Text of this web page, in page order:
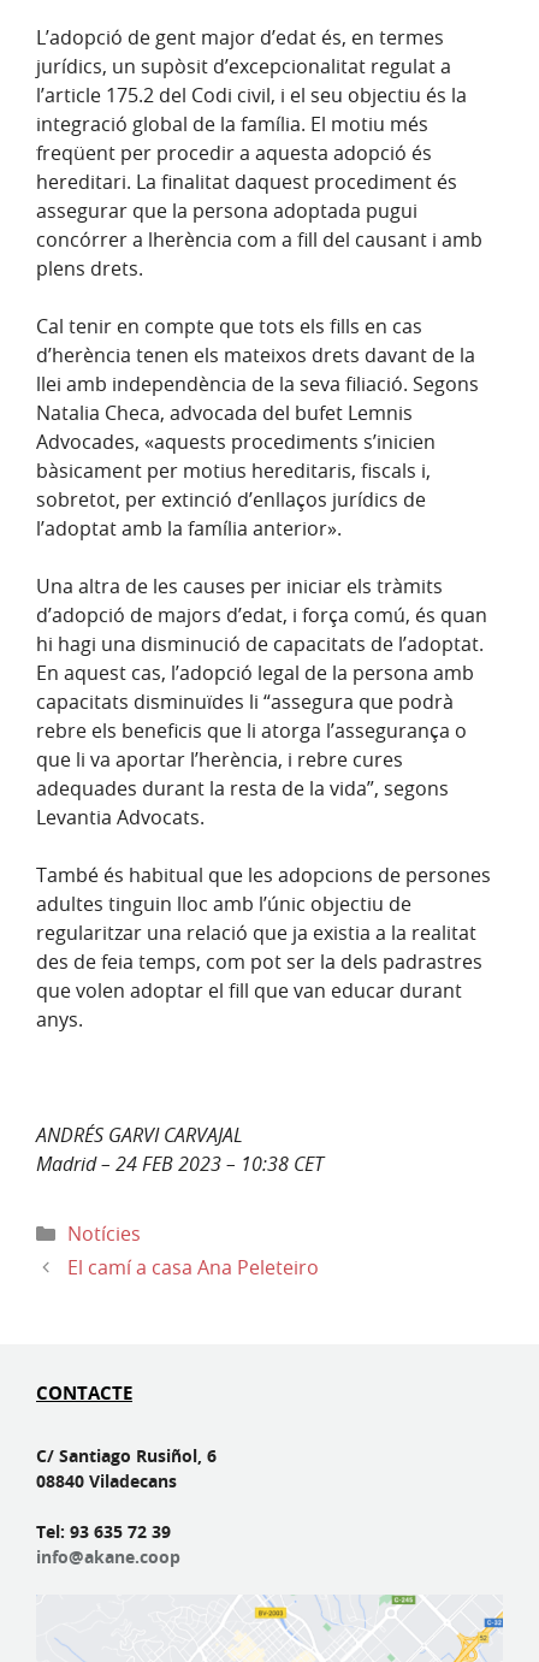
L’adopció de gent major d’edat és, en termes
jurídics, un supòsit d’excepcionalitat regulat a
l’article 175.2 del Codi civil, i el seu objectiu és la
integració global de la família. El motiu més
freqüent per procedir a aquesta adopció és
hereditari. La finalitat daquest procediment és
assegurar que la persona adoptada pugui
concórrer a lherència com a fill del causant i amb
plens drets.
Cal tenir en compte que tots els fills en cas
d’herència tenen els mateixos drets davant de la
llei amb independència de la seva filiació. Segons
Natalia Checa, advocada del bufet Lemnis
Advocades, «aquests procediments s’inicien
bàsicament per motius hereditaris, fiscals i,
sobretot, per extinció d’enllaços jurídics de
l’adoptat amb la família anterior».
Una altra de les causes per iniciar els tràmits
d’adopció de majors d’edat, i força comú, és quan
hi hagi una disminució de capacitats de l’adoptat.
En aquest cas, l’adopció legal de la persona amb
capacitats disminuïdes li “assegura que podrà
rebre els beneficis que li atorga l’assegurança o
que li va aportar l’herència, i rebre cures
adequades durant la resta de la vida”, segons
Levantia Advocats.
També és habitual que les adopcions de persones
adultes tinguin lloc amb l’únic objectiu de
regularitzar una relació que ja existia a la realitat
des de feia temps, com pot ser la dels padrastres
que volen adoptar el fill que van educar durant
anys.
ANDRÉS GARVI CARVAJAL
Madrid – 24 FEB 2023 – 10:38 CET
Categories
Notícies
El camí a casa Ana Peleteiro
CONTACTE
C/ Santiago Rusiñol, 6
08840 Viladecans
Tel: 93 635 72 39
info@akane.coop